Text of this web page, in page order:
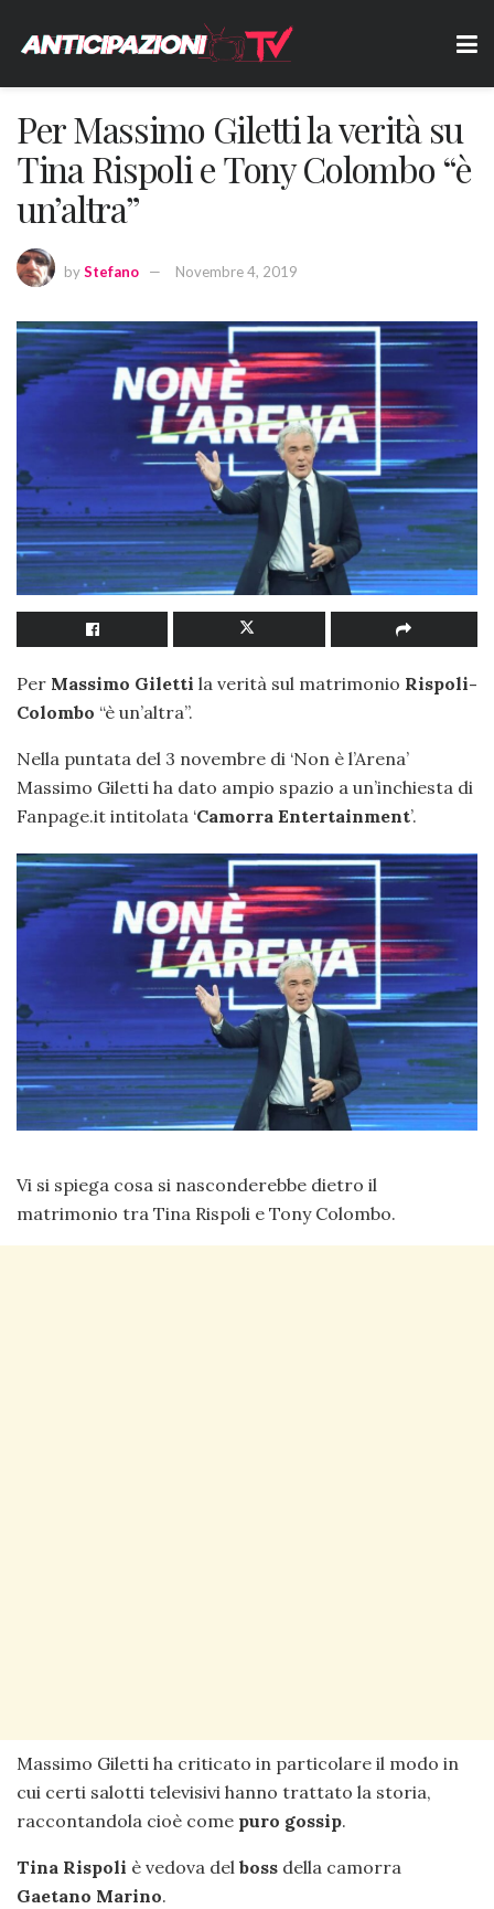
Per Massimo Giletti la verità su
Tina Rispoli e Tony Colombo “è
un’altra”
byStefano Novembre 4, 2019
Per Massimo Giletti la verità sul matrimonio Rispoli-
Colombo “è un’altra”.
Nella puntata del 3 novembre di ‘Non è l’Arena’
Massimo Giletti ha dato ampio spazio a un’inchiesta di
Fanpage.it intitolata ‘Camorra Entertainment’.
Vi si spiega cosa si nasconderebbe dietro il
matrimonio tra Tina Rispoli e Tony Colombo.
Massimo Giletti ha criticato in particolare il modo in
cui certi salotti televisivi hanno trattato la storia,
raccontandola cioè come puro gossip.
Tina Rispoli è vedova del boss della camorra
Gaetano Marino.